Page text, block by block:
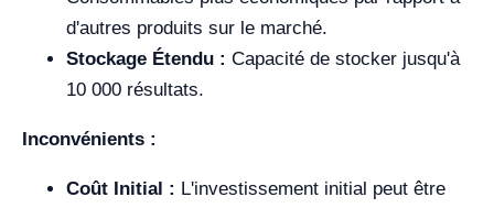
d'autres produits sur le marché.
Stockage Étendu : Capacité de stocker jusqu'à
10 000 résultats.
Inconvénients :
Coût Initial : L'investissement initial peut être